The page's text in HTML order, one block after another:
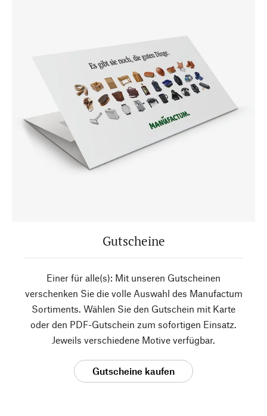
Gutscheine
Einer für alle(s): Mit unseren Gutscheinen
verschenken Sie die volle Auswahl des Manufactum
Sortiments. Wählen Sie den Gutschein mit Karte
oder den PDF-Gutschein zum sofortigen Einsatz.
Jeweils verschiedene Motive verfügbar.
Gutscheine kaufen